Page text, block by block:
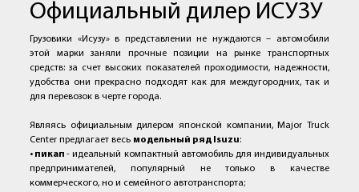
Официальный дилер ИСУЗУ
Грузовики «Исузу» в представлении не нуждаются – автомобили
этой марки заняли прочные позиции на рынке транспортных
средств: за счет высоких показателей проходимости, надежности,
удобства они прекрасно подходят как для междугородних, так и
для перевозок в черте города.
Являясь официальным дилером японской компании, Major Truck
Center предлагает весь модельный ряд Isuzu:
• пикап- идеальный компактный автомобиль для индивидуальных
предпринимателей, популярный не только в качестве
коммерческого, но и семейного автотранспорта;